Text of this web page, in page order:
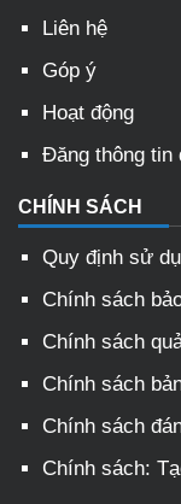
Liên hệ
Góp ý
Hoạt động
Đăng thông tin
CHÍNH SÁCH
Quy định sử
Chính sách
Chính sách
Chính sách
Chính sách
Chính sách: